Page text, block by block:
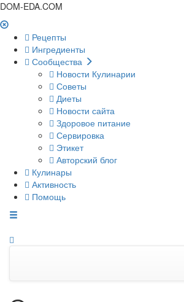
DOM-EDA.COM
Рецепты
Ингредиенты
Сообщества
Новости Кулинарии
Советы
Диеты
Новости сайта
Здоровое питание
Сервировка
Этикет
Авторский блог
Кулинары
Активность
Помощь